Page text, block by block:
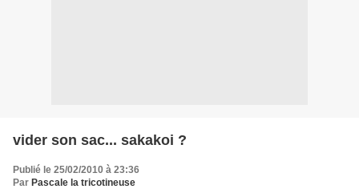
vider son sac... sakakoi ?
Publié le 25/02/2010 à 23:36
Par Pascale la tricotineuse